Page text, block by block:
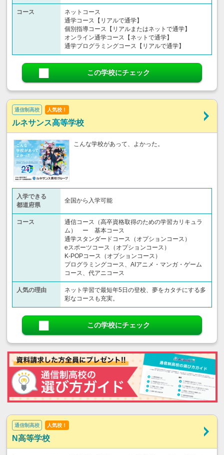
コース
ネットコース
通学コース【リアルで通学】
個別指導コース【リアルまたはネットで通学】
オンライン通学コース【ネットで通学】
通学プログラミングコース【リアルで通学】
この学校にチェック
通信制高校 人気校！
ルネサンス高等学校
こんな学校があって、よかった。
入学できる
都道府県
全国から入学可能
コース
通信コース（高卒資格取得のための学習カリキュラ
ム） ー 基本コース
通学スタンダードコース（オプションコース）
eスポーツコース（オプションコース）
K-POPコース（オプションコース）
プログラミングコース、AIアニメ・マンガ・ゲーム
コース、代アニコース
人気の理由
ネット学習で最短年5日の登校、夢をカタチにする多
彩なコースも充実。
この学校にチェック
通信制高校 人気校！
N高等学校